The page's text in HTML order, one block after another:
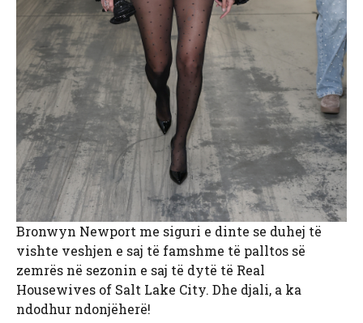
Bronwyn Newport me siguri e dinte se duhej të
vishte veshjen e saj të famshme të palltos së
zemrës në sezonin e saj të dytë të Real
Housewives of Salt Lake City. Dhe djali, a ka
ndodhur ndonjëherë!